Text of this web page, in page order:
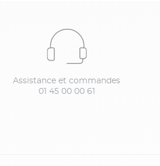
Assistance et commandes
01 45 00 00 61